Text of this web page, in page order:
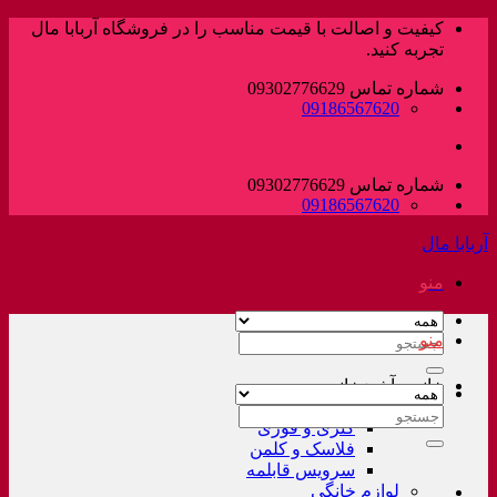
پرش
کیفیت و اصالت با قیمت مناسب را در فروشگاه آربابا مال
تجربه کنید.
شماره تماس 09302776629
09186567620
شماره تماس 09302776629
09186567620
آربابا مال
منو
جستجو
خانه و آشپزخانه
لوازم خانگی غیر برقی
کتری و قوری
فلاسک و کلمن
سرویس قابلمه
لوازم خانگی
منو
جستجو